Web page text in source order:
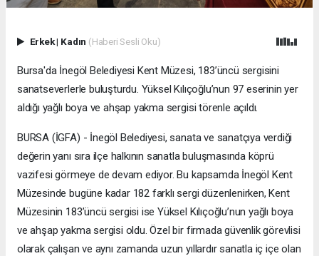
Erkek| Kadın (Haberi Sesli Oku)
Bursa'da İnegöl Belediyesi Kent Müzesi, 183’üncü sergisini
sanatseverlerle buluşturdu. Yüksel Kılıçoğlu’nun 97 eserinin yer
aldığı yağlı boya ve ahşap yakma sergisi törenle açıldı.
BURSA (İGFA) - İnegöl Belediyesi, sanata ve sanatçıya verdiği
değerin yanı sıra ilçe halkının sanatla buluşmasında köprü
vazifesi görmeye de devam ediyor. Bu kapsamda İnegöl Kent
Müzesinde bugüne kadar 182 farklı sergi düzenlenirken, Kent
Müzesinin 183’üncü sergisi ise Yüksel Kılıçoğlu’nun yağlı boya
ve ahşap yakma sergisi oldu. Özel bir firmada güvenlik görevlisi
olarak çalışan ve aynı zamanda uzun yıllardır sanatla iç içe olan